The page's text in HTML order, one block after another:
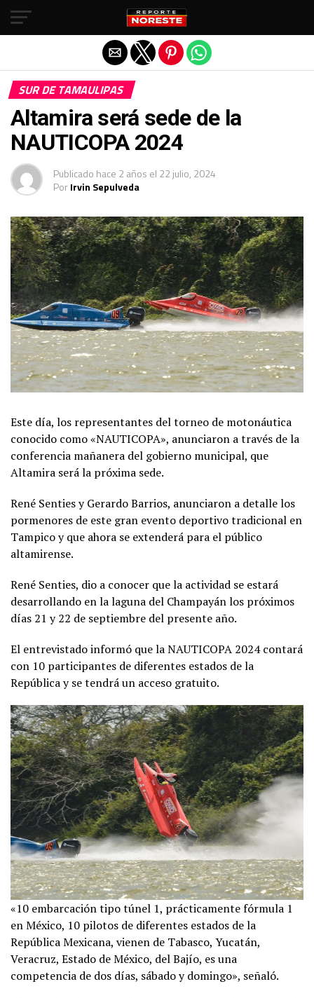
SUR DE TAMAULIPAS
Altamira será sede de la
NAUTICOPA 2024
Publicado hace 2 años el 22 julio, 2024
PorIrvin Sepulveda
Este día, los representantes del torneo de motonáutica
conocido como «NAUTICOPA», anunciaron a través de la
conferencia mañanera del gobierno municipal, que
Altamira será la próxima sede.
René Senties y Gerardo Barrios, anunciaron a detalle los
pormenores de este gran evento deportivo tradicional en
Tampico y que ahora se extenderá para el público
altamirense.
René Senties, dio a conocer que la actividad se estará
desarrollando en la laguna del Champayán los próximos
días 21 y 22 de septiembre del presente año.
El entrevistado informó que la NAUTICOPA 2024 contará
con 10 participantes de diferentes estados de la
República y se tendrá un acceso gratuito.
«10 embarcación tipo túnel 1, prácticamente fórmula 1
en México, 10 pilotos de diferentes estados de la
República Mexicana, vienen de Tabasco, Yucatán,
Veracruz, Estado de México, del Bajío, es una
competencia de dos días, sábado y domingo», señaló.
Salir de la versión móvil